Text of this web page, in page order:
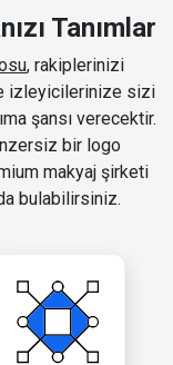
Tanımlar
, rakiplerinizi
izleyicilerinize sizi
şansı verecektir.
bir logo
makyaj şirketi
bulabilirsiniz.